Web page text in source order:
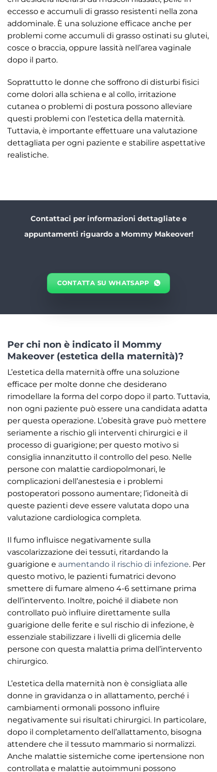
eccesso e accumuli di grasso resistenti nella zona
addominale. È una soluzione efficace anche per
problemi come accumuli di grasso ostinati su glutei,
cosce o braccia, oppure lassità nell’area vaginale
dopo il parto.
Soprattutto le donne che soffrono di disturbi fisici
come dolori alla schiena e al collo, irritazione
cutanea o problemi di postura possono alleviare
questi problemi con l’estetica della maternità.
Tuttavia, è importante effettuare una valutazione
dettagliata per ogni paziente e stabilire aspettative
realistiche.
Contattaci per informazioni dettagliate e
appuntamenti riguardo a Mommy Makeover!
CONTATTA SU WHATSAPP
Per chi non è indicato il Mommy
Makeover (estetica della maternità)?
L’estetica della maternità offre una soluzione
efficace per molte donne che desiderano
rimodellare la forma del corpo dopo il parto. Tuttavia,
non ogni paziente può essere una candidata adatta
per questa operazione. L’obesità grave può mettere
seriamente a rischio gli interventi chirurgici e il
processo di guarigione; per questo motivo si
consiglia innanzitutto il controllo del peso. Nelle
persone con malattie cardiopolmonari, le
complicazioni dell’anestesia e i problemi
postoperatori possono aumentare; l’idoneità di
queste pazienti deve essere valutata dopo una
valutazione cardiologica completa.
Il fumo influisce negativamente sulla
vascolarizzazione dei tessuti, ritardando la
guarigione e aumentando il rischio di infezione. Per
questo motivo, le pazienti fumatrici devono
smettere di fumare almeno 4-6 settimane prima
dell’intervento. Inoltre, poiché il diabete non
controllato può influire direttamente sulla
guarigione delle ferite e sul rischio di infezione, è
essenziale stabilizzare i livelli di glicemia delle
persone con questa malattia prima dell’intervento
chirurgico.
L’estetica della maternità non è consigliata alle
donne in gravidanza o in allattamento, perché i
cambiamenti ormonali possono influire
negativamente sui risultati chirurgici. In particolare,
dopo il completamento dell’allattamento, bisogna
attendere che il tessuto mammario si normalizzi.
Anche malattie sistemiche come ipertensione non
controllata e malattie autoimmuni possono